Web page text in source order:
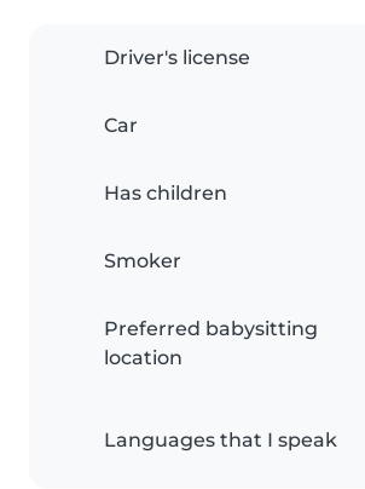
Driver's license
Car
Has children
Smoker
Preferred babysitting
location
Languages that I speak